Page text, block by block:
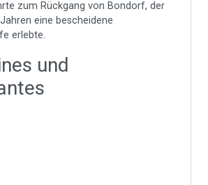
zum Rückgang von Bondorf, der
eine bescheidene
erlebte.
und